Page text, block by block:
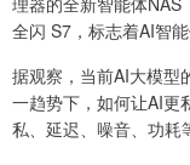
全闪 S7，标志着AI智
据观察，当前AI大模型
一趋势下，如何让AI更
私、延迟、噪音、功耗